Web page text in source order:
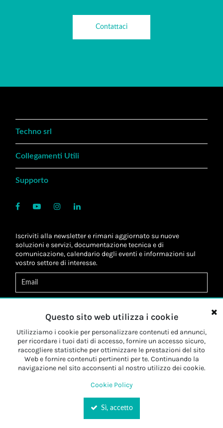
Contattaci
Techno srl
Collegamenti Utili
Supporto
Iscriviti alla newsletter e rimani aggiornato su nuove
soluzioni e servizi, documentazione tecnica e di
comunicazione, calendario degli eventi e informazioni sul
vostro settore di interesse.
Letta l'informativa, autorizzo altrattamento dei miei dati
personali*
Letta l'informativa, autorizzo al trattamento dei miei dati
personali a fini dimarketing*
Iscriviti
Questo sito web utilizza i cookie
Utilizziamo i cookie per personalizzare contenuti ed annunci,
per ricordare i tuoi dati di accesso, fornire un accesso sicuro,
raccogliere statistiche per ottimizzare le prestazioni del sito
Web e fornire contenuti pertinenti per te. Continuando la
navigazione nel sito acconsenti al nostro utilizzo dei cookie.
Cookie Policy
Sì, accetto